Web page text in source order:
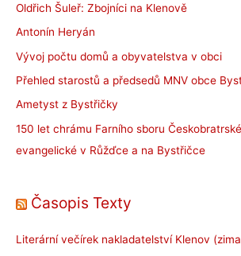
Oldřich Šuleř: Zbojníci na Klenově
Antonín Heryán
Vývoj počtu domů a obyvatelstva v obci
Přehled starostů a předsedů MNV obce
Ametyst z Bystřičky
150 let chrámu Farního sboru
evangelické v Růžďce a na Bystřičce
Časopis Texty
Literární večírek nakladatelství Klenov